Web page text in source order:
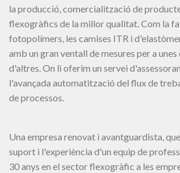
la producció, comercialització de
flexogràfics de la millor qualitat. Com la
fotopolímers, les camises ITR i
amb un gran ventall de mesures per a
d'altres. On li oferim un servei
l'avançada automatització del flux de
de processos.
Una empresa renovat i avantguardista,
suport i l'experiència d'un equip de
30 anys en el sector flexogràfic a les